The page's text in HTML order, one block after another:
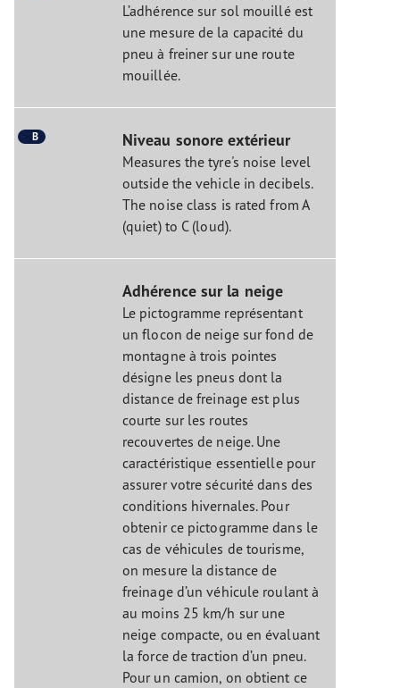
L’adhérence sur sol mouillé est
une mesure de la capacité du
pneu à freiner sur une route
mouillée.
B Niveau sonore extérieur
Measures the tyre's noise level
outside the vehicle in decibels.
The noise class is rated from A
(quiet) to C (loud).
Adhérence sur la neige
Le pictogramme représentant
un flocon de neige sur fond de
montagne à trois pointes
désigne les pneus dont la
distance de freinage est plus
courte sur les routes
recouvertes de neige. Une
caractéristique essentielle pour
assurer votre sécurité dans des
conditions hivernales. Pour
obtenir ce pictogramme dans le
cas de véhicules de tourisme,
on mesure la distance de
freinage d’un véhicule roulant à
au moins 25 km/h sur une
neige compacte, ou en évaluant
la force de traction d’un pneu.
Pour un camion, on obtient ce